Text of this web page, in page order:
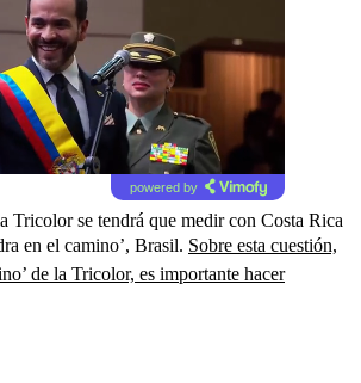
powered by
Tricolor se tendrá que medir con Costa Rica
en el camino’, Brasil. Sobre esta cuestión,
de la Tricolor, es importante hacer